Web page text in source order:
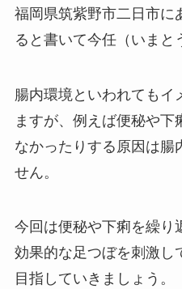
福岡県筑紫野市二日市に
ると書いて今任（いまと
腸内環境といわれてもイ
ますが、例えば便秘や
なかったりする原因は腸
せん。
今回は便秘や下痢を繰り
効果的な足つぼを刺激し
目指していきましょう。